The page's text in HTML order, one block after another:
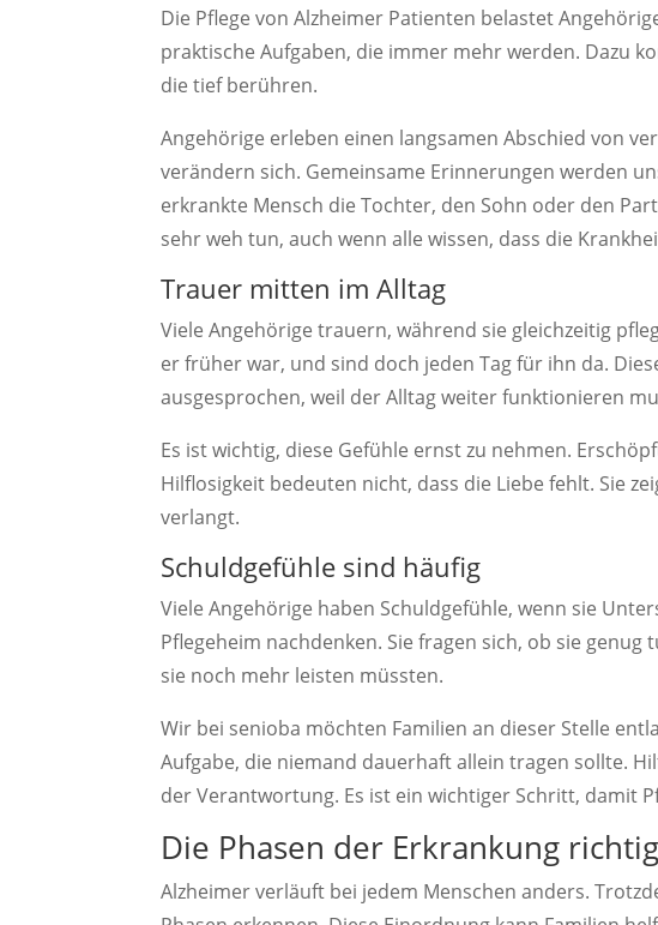
Die Pflege von Alzheimer Patienten belastet
praktische Aufgaben, die immer mehr werden. Dazu
die tief berühren.
Angehörige erleben einen langsamen Abschied von
verändern sich. Gemeinsame Erinnerungen werden
erkrankte Mensch die Tochter, den Sohn oder den
sehr weh tun, auch wenn alle wissen, dass die
Trauer mitten im Alltag
Viele Angehörige trauern, während sie gleichzeitig
er früher war, und sind doch jeden Tag für ihn da.
ausgesprochen, weil der Alltag weiter funktionieren
Es ist wichtig, diese Gefühle ernst zu nehmen.
Hilflosigkeit bedeuten nicht, dass die Liebe fehlt. Sie
verlangt.
Schuldgefühle sind häufig
Viele Angehörige haben Schuldgefühle, wenn sie
Pflegeheim nachdenken. Sie fragen sich, ob sie genug
sie noch mehr leisten müssten.
Wir bei senioba möchten Familien an dieser Stelle
Aufgabe, die niemand dauerhaft allein tragen sollte.
der Verantwortung. Es ist ein wichtiger Schritt, damit
Die Phasen der Erkrankung
Alzheimer verläuft bei jedem Menschen anders.